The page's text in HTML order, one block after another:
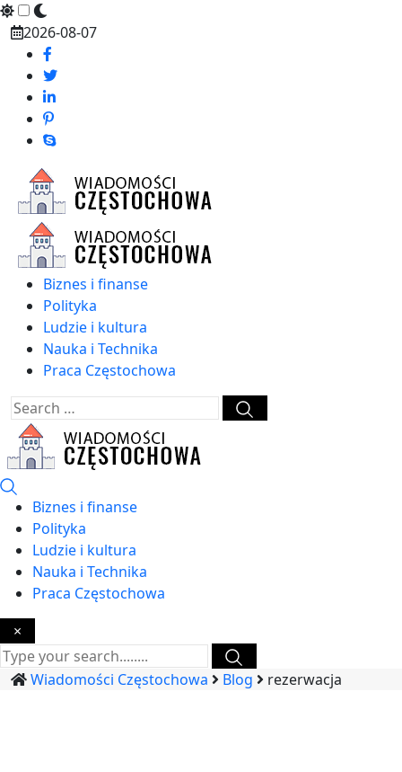
Skip
content
2026-08-07
Biznes i finanse
Polityka
Ludzie i kultura
Nauka i Technika
Praca Częstochowa
Biznes i finanse
Polityka
Ludzie i kultura
Nauka i Technika
Praca Częstochowa
×
Wiadomości Częstochowa Blog rezerwacja